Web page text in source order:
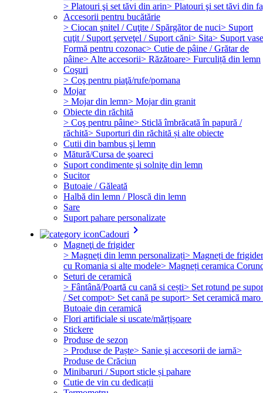
> Platouri şi set tăvi din arin> Platouri şi set tăvi din
Accesorii pentru bucătărie
> Ciocan şnitel / Cuţite / Spărgător de nuci> Suport
cuţit / Suport şerveţel / Suport căni> Sita> Suport vase
Formă pentru cozonac> Cutie de pâine / Grătar de
pâine> Alte accesorii> Răzătoare> Furculiță din lemn
Coşuri
> Coş pentru piaţă/rufe/pomana
Mojar
> Mojar din lemn> Mojar din granit
Obiecte din răchită
> Coş pentru pâine> Sticlă îmbrăcată în papură /
răchită> Suporturi din răchită și alte obiecte
Cutii din bambus şi lemn
Mătură/Cursa de şoareci
Suport condimente şi solniţe din lemn
Sucitor
Butoaie / Găleată
Halbă din lemn / Ploscă din lemn
Sare
Suport pahare personalizate
Cadouri keyboard_arrow_right
Magneţi de frigider
> Magneți din lemn personalizați> Magneți de frigider
cu Romania si alte modele> Magneți ceramica
Seturi de ceramică
> Fântână/Poartă cu cană si cești> Set rotund pe
/ Set compot> Set cană pe suport> Set ceramică maro
Butoaie din ceramică
Flori artificiale si uscate/mărțișoare
Stickere
Produse de sezon
> Produse de Paște> Sanie şi accesorii de iarnă>
Produse de Crăciun
Minibaruri / Suport sticle și pahare
Cutie de vin cu dedicații